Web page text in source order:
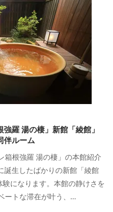
羅 湯の棲」新館「綾館」
伴ルーム
箱根強羅 湯の棲」の本館紹介
誕生したばかりの新館「綾館
験になります。本館の静けさを
ートな滞在が叶う、...